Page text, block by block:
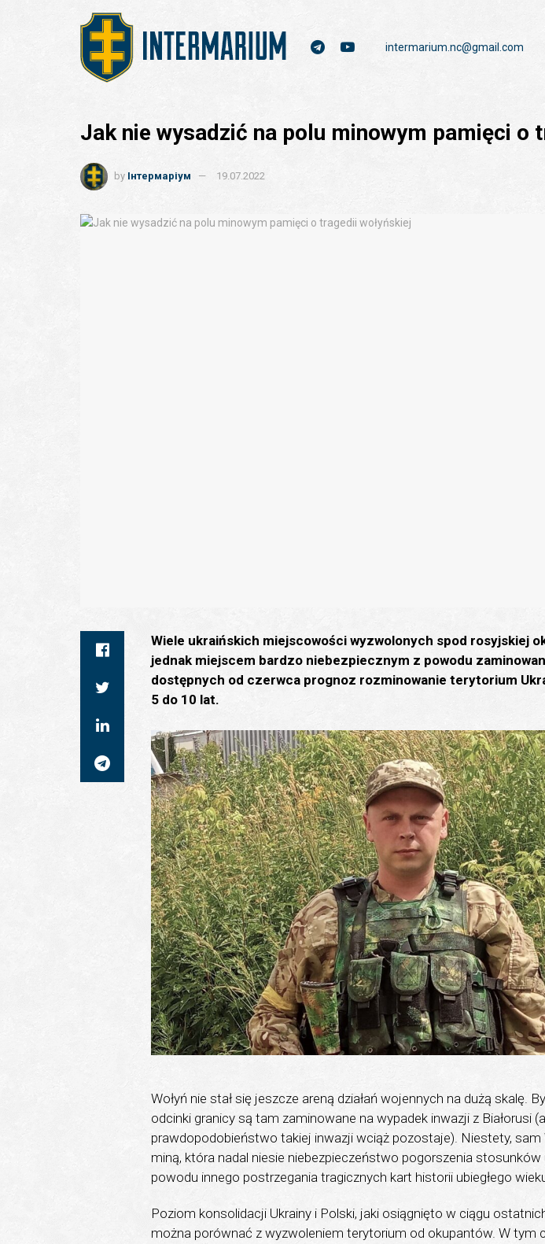
intermarium.nc@gmail.com
Jak nie wysadzić na polu minowym pamięci o
by Інтермаріум 19.07.2022
Wiele ukraińskich miejscowości wyzwolonych spod rosyjskiej
jednak miejscem bardzo niebezpiecznym z powodu
dostępnych od czerwca prognoz rozminowanie terytorium
5 do 10 lat.
Wołyń nie stał się jeszcze areną działań wojennych na dużą skalę.
odcinki granicy są tam zaminowane na wypadek inwazji z Białorusi
prawdopodobieństwo takiej inwazji wciąż pozostaje). Niestety, sam
miną, która nadal niesie niebezpieczeństwo pogorszenia
powodu innego postrzegania tragicznych kart historii ubiegłego
Poziom konsolidacji Ukrainy i Polski, jaki osiągnięto w ciągu
można porównać z wyzwoleniem terytorium od okupantów. W tym